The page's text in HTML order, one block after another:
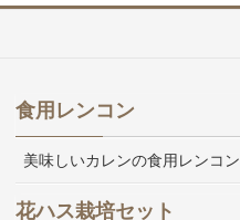
食用レンコン
美味しいカレンの食用レンコン
花ハス栽培セット